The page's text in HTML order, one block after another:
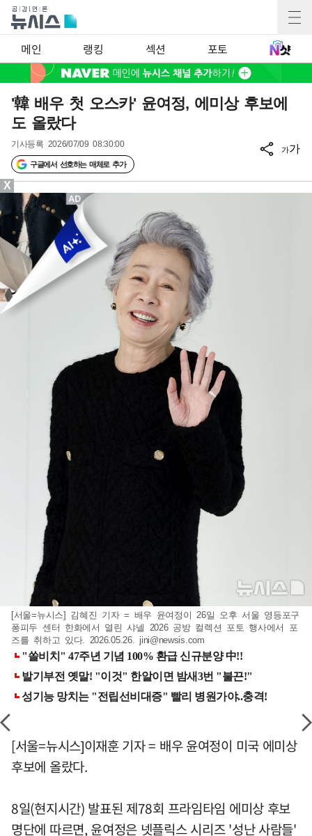
메인 랭킹 섹션 포토
'韓 배우 첫 오스카' 윤여정, 에미상 후보에
도 올랐다
기사등록 2026/07/09 08:30:00
구글에서 선호하는 매체로 추가
가가
[서울=뉴시스] 김혜진 기자 = 배우 윤여정이 26일 오후 서울 영등포구
퐁피두 센터 한화에서 열린 샤넬 2026 공방 컬렉션 포토 행사에서 포
즈를 취하고 있다. 2026.05.26. jini@newsis.com
[서울=뉴시스]이재훈 기자 = 배우 윤여정이 미국 에미상
후보에 올랐다.
8일(현지시간) 발표된 제78회 프라임타임 에미상 후보
명단에 따르면, 윤여정은 넷플릭스 시리즈 '성난 사람들'
X